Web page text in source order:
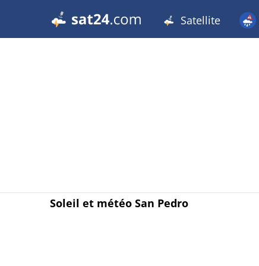
Satellite
Soleil et météo San Pedro